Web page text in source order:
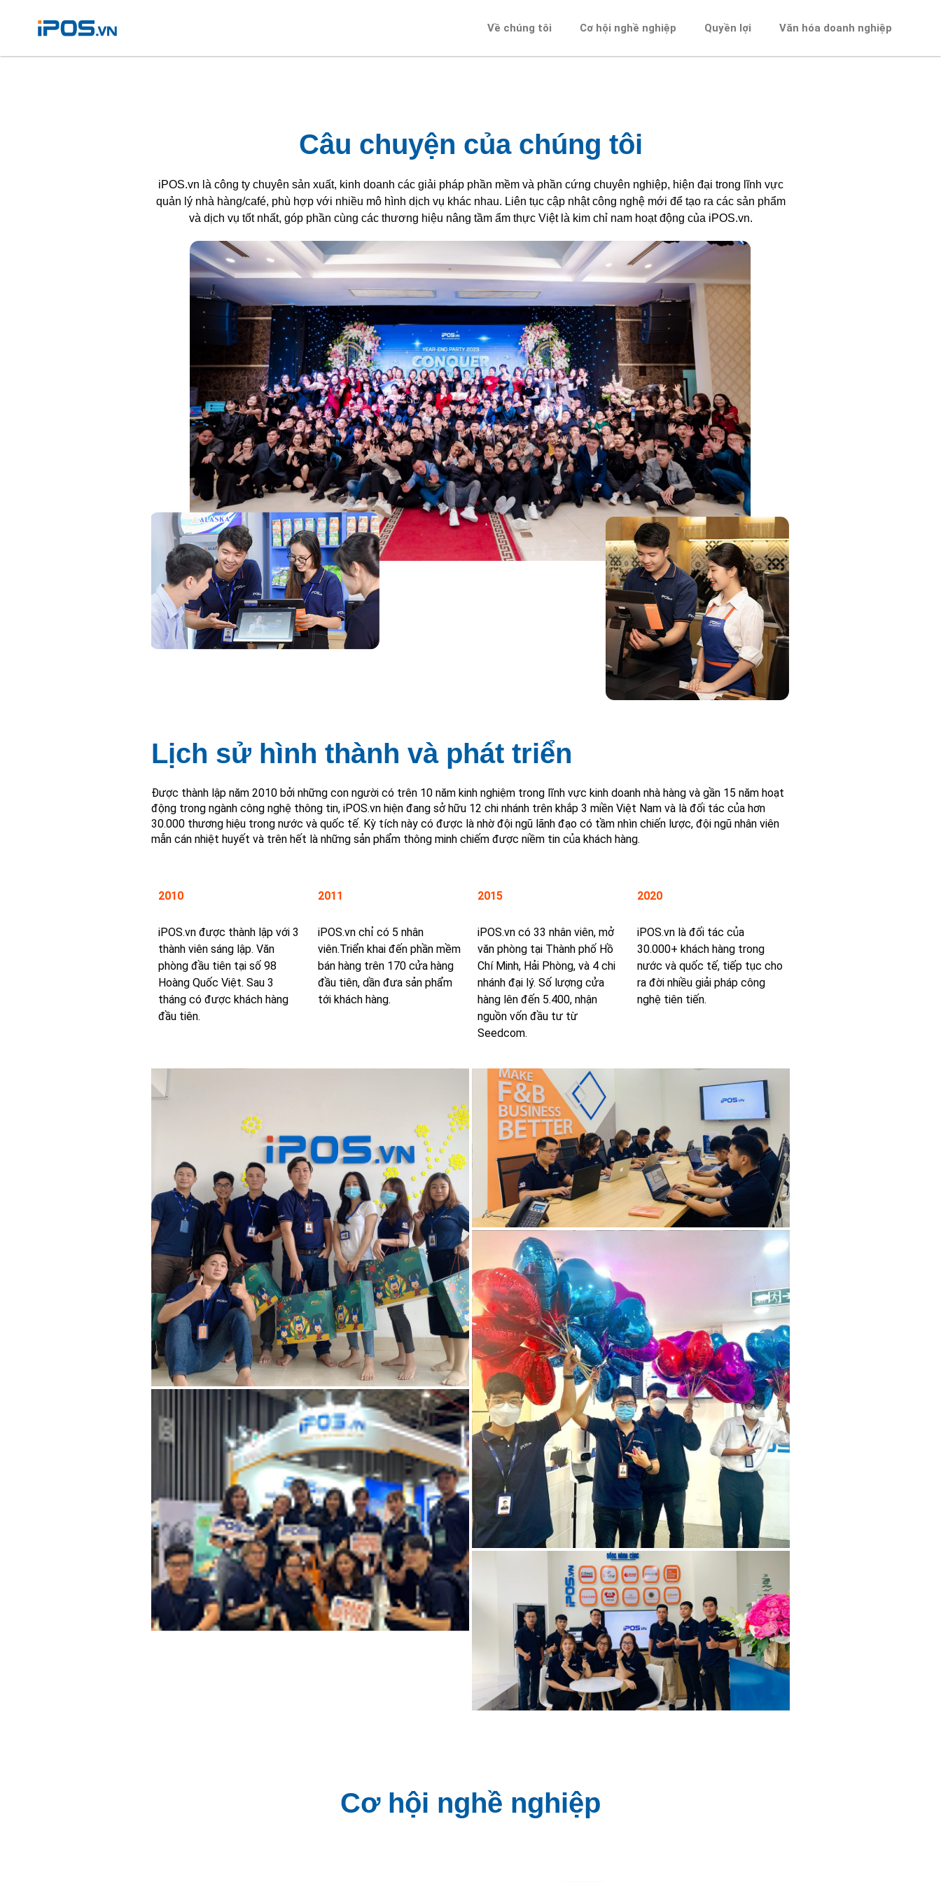
dung
Về chúng tôi Cơ hội nghề nghiệp Quyền lợi Văn hóa doanh nghiệp
Câu chuyện của chúng tôi
iPOS.vn là công ty chuyên sản xuất, kinh doanh các giải pháp phần mềm và phần cứng chuyên nghiệp, hiện đại trong lĩnh vực
quản lý nhà hàng/café, phù hợp với nhiều mô hình dịch vụ khác nhau. Liên tục cập nhật công nghệ mới để tạo ra các sản phẩm
và dịch vụ tốt nhất, góp phần cùng các thương hiệu nâng tầm ẩm thực Việt là kim chỉ nam hoạt động của iPOS.vn.
Lịch sử hình thành và phát triển
Được thành lập năm 2010 bởi những con người có trên 10 năm kinh nghiệm trong lĩnh vực kinh doanh nhà hàng và gần 15 năm hoạt
động trong ngành công nghệ thông tin, iPOS.vn hiện đang sở hữu 12 chi nhánh trên khắp 3 miền Việt Nam và là đối tác của hơn
30.000 thương hiệu trong nước và quốc tế. Kỳ tích này có được là nhờ đội ngũ lãnh đạo có tầm nhìn chiến lược, đội ngũ nhân viên
mẫn cán nhiệt huyết và trên hết là những sản phẩm thông minh chiếm được niềm tin của khách hàng.
2010
iPOS.vn được thành lập với 3
thành viên sáng lập. Văn
phòng đầu tiên tại số 98
Hoàng Quốc Việt. Sau 3
tháng có được khách hàng
đầu tiên.
2011
iPOS.vn chỉ có 5 nhân
viên.Triển khai đến phần mềm
bán hàng trên 170 cửa hàng
đầu tiên, dần đưa sản phẩm
tới khách hàng.
2015
iPOS.vn có 33 nhân viên, mở
văn phòng tại Thành phố Hồ
Chí Minh, Hải Phòng, và 4 chi
nhánh đại lý. Số lượng cửa
hàng lên đến 5.400, nhận
nguồn vốn đầu tư từ
Seedcom.
2020
iPOS.vn là đối tác của
30.000+ khách hàng trong
nước và quốc tế, tiếp tục cho
ra đời nhiều giải pháp công
nghệ tiên tiến.
Cơ hội nghề nghiệp